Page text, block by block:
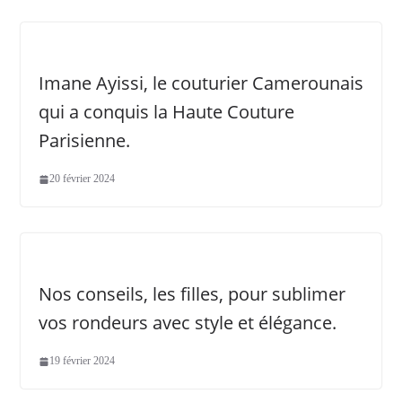
Imane Ayissi, le couturier Camerounais
qui a conquis la Haute Couture
Parisienne.
20 février 2024
Nos conseils, les filles, pour sublimer
vos rondeurs avec style et élégance.
19 février 2024